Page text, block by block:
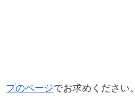
プのページでお求めください。